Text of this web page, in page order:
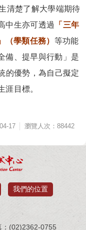
清楚了解大學端期待
中生亦可透過
「三年
學類任務） 等功能
備、提早與行動」是
的優勢，為自己擬定
涯目標。
17 瀏覽人次：88442
我們的位置
：(02)2362-0755